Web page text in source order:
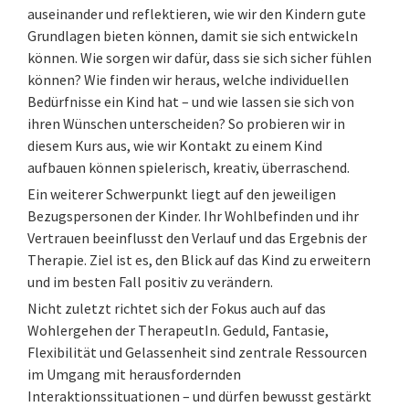
auseinander und reflektieren, wie wir den Kindern gute
Grundlagen bieten können, damit sie sich entwickeln
können. Wie sorgen wir dafür, dass sie sich sicher fühlen
können? Wie finden wir heraus, welche individuellen
Bedürfnisse ein Kind hat – und wie lassen sie sich von
ihren Wünschen unterscheiden? So probieren wir in
diesem Kurs aus, wie wir Kontakt zu einem Kind
aufbauen können spielerisch, kreativ, überraschend.
Ein weiterer Schwerpunkt liegt auf den jeweiligen
Bezugspersonen der Kinder. Ihr Wohlbefinden und ihr
Vertrauen beeinflusst den Verlauf und das Ergebnis der
Therapie. Ziel ist es, den Blick auf das Kind zu erweitern
und im besten Fall positiv zu verändern.
Nicht zuletzt richtet sich der Fokus auch auf das
Wohlergehen der TherapeutIn. Geduld, Fantasie,
Flexibilität und Gelassenheit sind zentrale Ressourcen
im Umgang mit herausfordernden
Interaktionssituationen – und dürfen bewusst gestärkt